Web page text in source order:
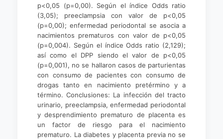
p<0,05 (p=0,00). Según el índice Odds ratio
(3,05); preeclampsia con valor de p<0,05
(p=0,00); enfermedad periodontal se asocia a
nacimientos prematuros con valor de p<0,05
(p=0,004). Según el índice Odds ratio (2,129);
así como el DPP siendo el valor de p<0,05
(p=0,001), no se hallaron casos de parturientas
con consumo de pacientes con consumo de
drogas tanto en nacimiento pretérmino y a
término. Conclusiones: La infección del tracto
urinario, preeclampsia, enfermedad periodontal
y desprendimiento prematuro de placenta es
un factor de riesgo para el nacimiento
prematuro. La diabetes y placenta previa no se